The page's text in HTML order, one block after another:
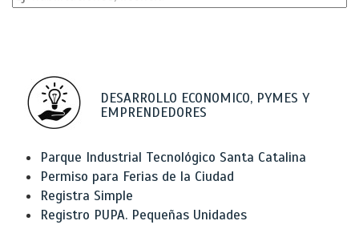
DESARROLLO ECONOMICO, PYMES Y
EMPRENDEDORES
Parque Industrial Tecnológico Santa Catalina
Permiso para Ferias de la Ciudad
Registra Simple
Registro PUPA. Pequeñas Unidades